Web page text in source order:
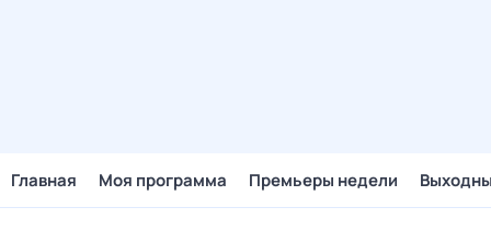
Главная Моя программа Премьеры недели